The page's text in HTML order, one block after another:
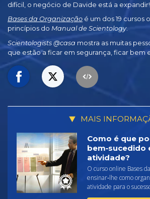
difícil, o negócio de Davide está a expandir!
Bases da Organização é um dos 19 cursos
princípios do Manual de Scientology.
Scientologists @casa mostra as muitas
que estão a ficar em segurança, ficar bem
MAIS
Como é que
bem‑sucedido
atividade?
O curso online Bases
ensinar‑lhe como
atividade para o